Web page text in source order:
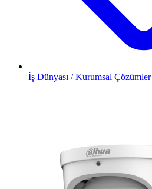
İş Dünyası / Kurumsal Çözümler